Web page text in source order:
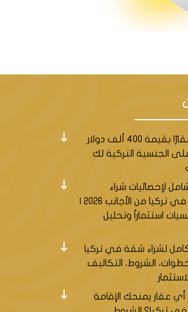
شهير المجاورة
اشتري عقارًا بقيمة 400 ألف دولار
الجنسية التركية لك
لإحصائيات شراء
العقارات في تركيا من الأجانب 2026 |
استثماراً وتحليل
لشراء شقة في تركيا
| الخطوات، الشروط، التكاليف
عقار يمنحك الإقامة